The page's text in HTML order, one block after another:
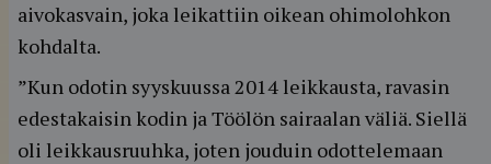
aivokasvain, joka leikattiin oikean ohimolohkon
kohdalta.
”Kun odotin syyskuussa 2014 leikkausta, ravasin
edestakaisin kodin ja Töölön sairaalan väliä. Siellä
oli leikkausruuhka, joten jouduin odottelemaan